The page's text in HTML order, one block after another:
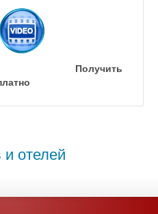
Получить
и отелей